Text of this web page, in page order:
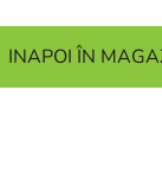
INAPOI ÎN